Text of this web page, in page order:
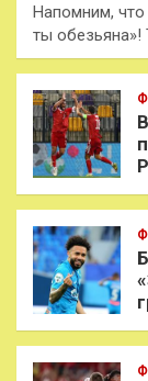
Напомним, что
ты обезьяна»!